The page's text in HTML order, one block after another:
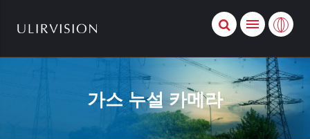
가스 누설 카메라